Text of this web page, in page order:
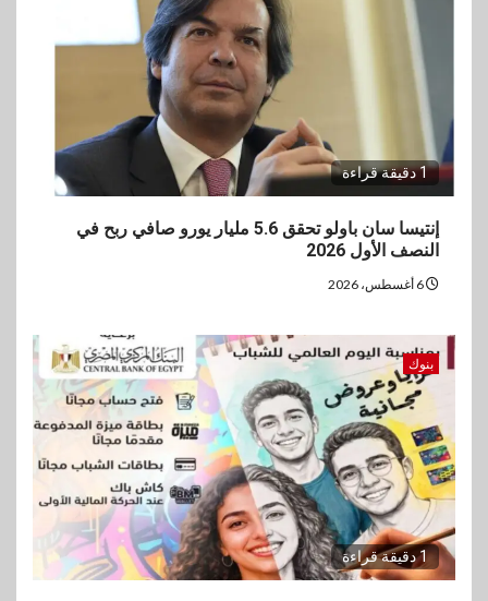
1 دقيقة قراءة
إنتيسا سان باولو تحقق 5.6 مليار يورو صافي ربح في
النصف الأول 2026
بنوك
1 دقيقة قراءة